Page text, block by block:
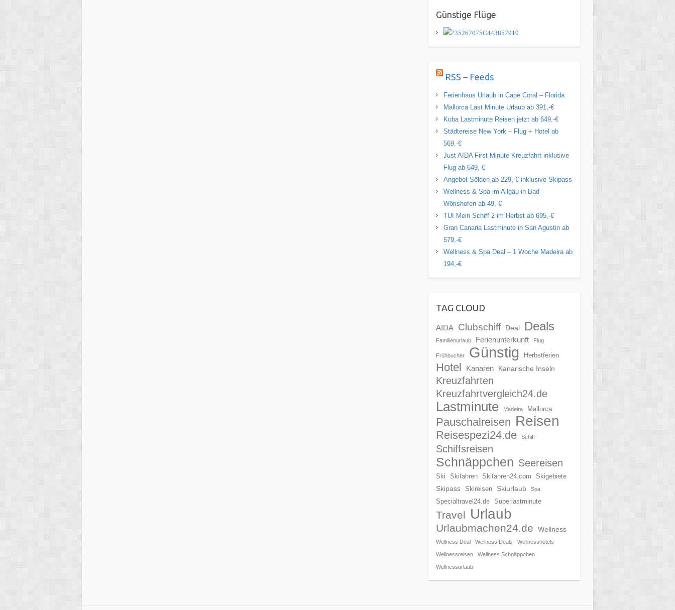
Günstige Flüge
RSS – Feeds
Ferienhaus Urlaub in Cape Coral – Florida
Mallorca Last Minute Urlaub ab 391,-€
Kuba Lastminute Reisen jetzt ab 649,-€
Städtereise New York – Flug + Hotel ab
569,-€
Just AIDA First Minute Kreuzfahrt inklusive
Flug ab 649,-€
Angebot Sölden ab 229,-€ inklusive Skipass
Wellness & Spa im Allgäu in Bad
Wörishofen ab 49,-€
TUI Mein Schiff 2 im Herbst ab 695,-€
Gran Canaria Lastminute in San Agustin ab
579,-€
Wellness & Spa Deal – 1 Woche Madeira ab
194,-€
TAG CLOUD
AIDA Clubschiff Deal Deals
Familienurlaub Ferienunterkunft Flug
Frühbucher Günstig Herbstferien
Hotel Kanaren Kanarische Inseln
Kreuzfahrten
Kreuzfahrtvergleich24.de
Lastminute Madeira Mallorca
Pauschalreisen Reisen
Reisespezi24.de Schiff
Schiffsreisen
Schnäppchen Seereisen
Ski Skifahren Skifahren24.com Skigebiete
Skipass Skireisen Skiurlaub Spa
Specialtravel24.de Superlastminute
Travel Urlaub
Urlaubmachen24.de Wellness
Wellness Deal Wellness Deals Wellnesshotels
Wellnessreisen Wellness Schnäppchen
Wellnessurlaub